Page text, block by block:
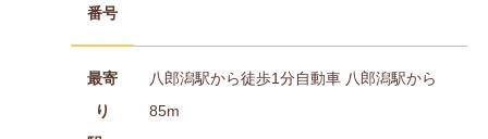
番号
最寄
り
八郎潟駅から徒歩1分自動車 八郎潟駅から
85m